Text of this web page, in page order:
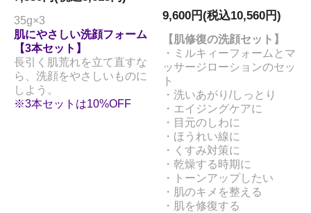
35g×3
肌にやさしい洗顔フォーム
【3本セット】
長引く肌荒れを立て直すな
ら、洗顔をやさしいものに
しよう。
※3本セットは10%OFF
9,600円(税込10,560円)
【肌修復の洗顔セット】
・ミルキィーフォームとマ
ッサージローションのセッ
ト
・洗いあがり/しっとり
・エイジングケアに
・目元のしわに
・ほうれい線に
・くすみ対策に
・乾燥する時期に
・トーンアップしたい
・肌のキメを整える
・肌を修復する